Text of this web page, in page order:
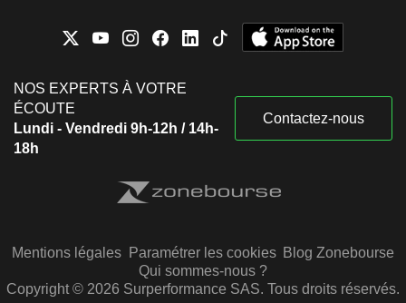
NOS EXPERTS À VOTRE
ÉCOUTE
Lundi - Vendredi 9h-12h / 14h-
18h
Contactez-nous
Mentions légales Paramétrer les cookies Blog Zonebourse
Qui sommes-nous ?
Copyright © 2026 Surperformance SAS. Tous droits réservés.